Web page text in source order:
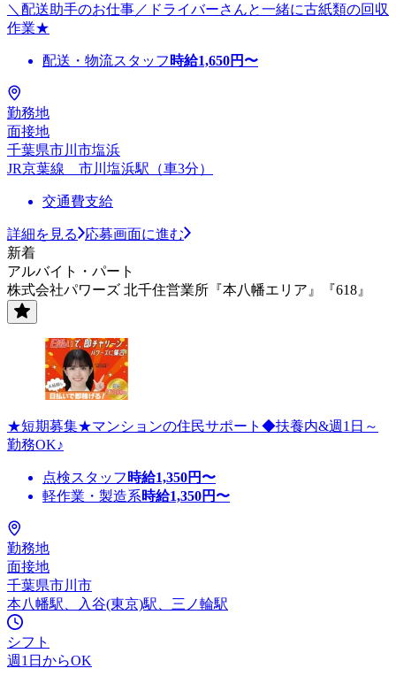
＼配送助手のお仕事／ドライバーさんと一緒に古紙類の回収
作業★
配送・物流スタッフ 時給1,650円〜
勤務地
面接地
千葉県市川市塩浜
JR京葉線 市川塩浜駅（車3分）
交通費支給
詳細を見る
応募画面に進む
新着
アルバイト・パート
株式会社パワーズ 北千住営業所『本八幡エリア』『618』
★短期募集★マンションの住民サポート◆扶養内&週1日～
勤務OK♪
点検スタッフ 時給1,350円〜
軽作業・製造系時給1,350円〜
勤務地
面接地
千葉県市川市
本八幡駅、入谷(東京)駅、三ノ輪駅
シフト
週1日からOK